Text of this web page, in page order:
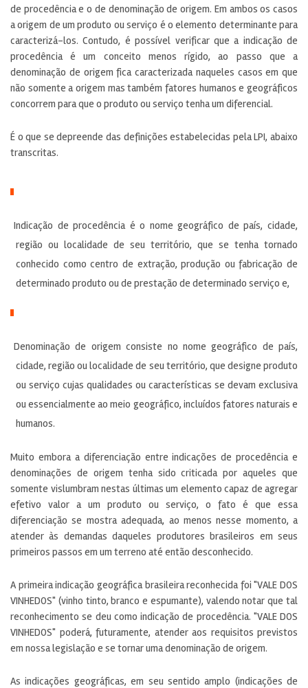
de procedência e o de denominação de origem. Em ambos os casos
a origem de um produto ou serviço é o elemento determinante para
caracterizá-los. Contudo, é possível verificar que a indicação de
procedência é um conceito menos rígido, ao passo que a
denominação de origem fica caracterizada naqueles casos em que
não somente a origem mas também fatores humanos e geográficos
concorrem para que o produto ou serviço tenha um diferencial.
É o que se depreende das definições estabelecidas pela LPI, abaixo
transcritas.
Indicação de procedência é o nome geográfico de país, cidade,
região ou localidade de seu território, que se tenha tornado
conhecido como centro de extração, produção ou fabricação de
determinado produto ou de prestação de determinado serviço e,
Denominação de origem consiste no nome geográfico de país,
cidade, região ou localidade de seu território, que designe produto
ou serviço cujas qualidades ou características se devam exclusiva
ou essencialmente ao meio geográfico, incluídos fatores naturais e
humanos.
Muito embora a diferenciação entre indicações de procedência e
denominações de origem tenha sido criticada por aqueles que
somente vislumbram nestas últimas um elemento capaz de agregar
efetivo valor a um produto ou serviço, o fato é que essa
diferenciação se mostra adequada, ao menos nesse momento, a
atender às demandas daqueles produtores brasileiros em seus
primeiros passos em um terreno até então desconhecido.
A primeira indicação geográfica brasileira reconhecida foi "VALE DOS
VINHEDOS" (vinho tinto, branco e espumante), valendo notar que tal
reconhecimento se deu como indicação de procedência. "VALE DOS
VINHEDOS" poderá, futuramente, atender aos requisitos previstos
em nossa legislação e se tornar uma denominação de origem.
As indicações geográficas, em seu sentido amplo (indicações de